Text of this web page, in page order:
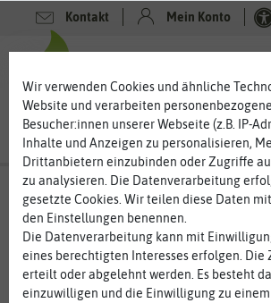
Kontakt Mein Konto
Wir verwenden Cookies und ähnliche
Website und verarbeiten
Besucher:innen unserer Webseite (z.B. IP-
Inhalte und Anzeigen zu personalisieren,
Drittanbietern einzubinden oder Zugriffe
zu analysieren. Die Datenverarbeitung
gesetzte Cookies. Wir teilen diese Daten
den Einstellungen benennen.
Die Datenverarbeitung kann mit
eines berechtigten Interesses erfolgen. Die
erteilt oder abgelehnt werden. Es besteht
einzuwilligen und die Einwilligung zu